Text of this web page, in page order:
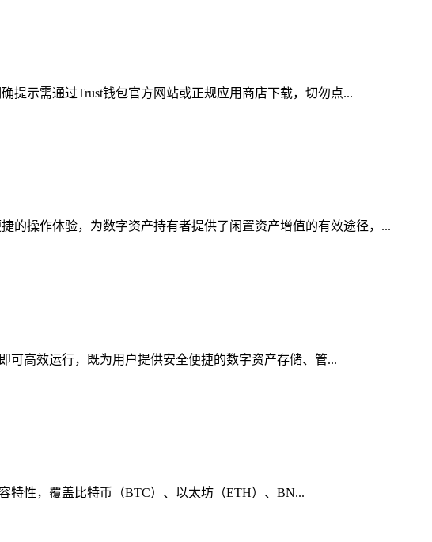
提示需通过Trust钱包官方网站或正规应用商店下载，切勿点...
的操作体验，为数字资产持有者提供了闲置资产增值的有效途径，...
可高效运行，既为用户提供安全便捷的数字资产存储、管...
特性，覆盖比特币（BTC）、以太坊（ETH）、BN...